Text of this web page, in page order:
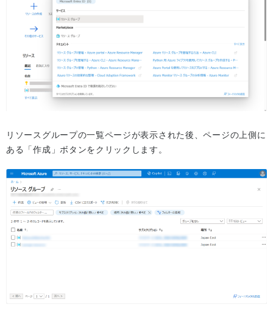
リソースグループの一覧ページが表示された後、ページの上側に
ある「作成」ボタンをクリックします。